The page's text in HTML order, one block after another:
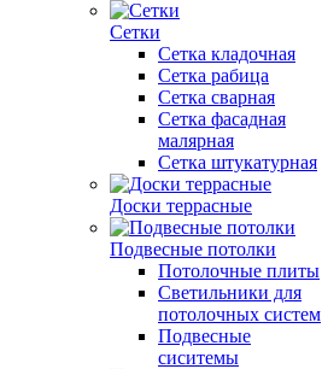
Сетки
Сетка кладочная
Сетка рабица
Сетка сварная
Сетка фасадная
малярная
Сетка штукатурная
Доски террасные
Подвесные потолки
Потолочные плиты
Светильники для
потолочных систем
Подвесные
сиситемы